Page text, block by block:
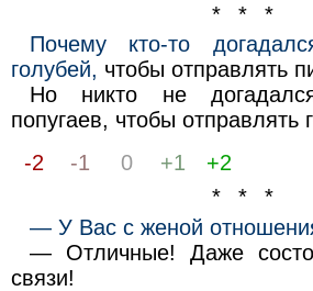
* * *
Почему кто-то
голубей, чтобы отправлять
Но никто не догадался
попугаев, чтобы отправлять
-2
-1 0 +1 +2
* * *
— У Вас с женой
— Отличные! Даже
связи!